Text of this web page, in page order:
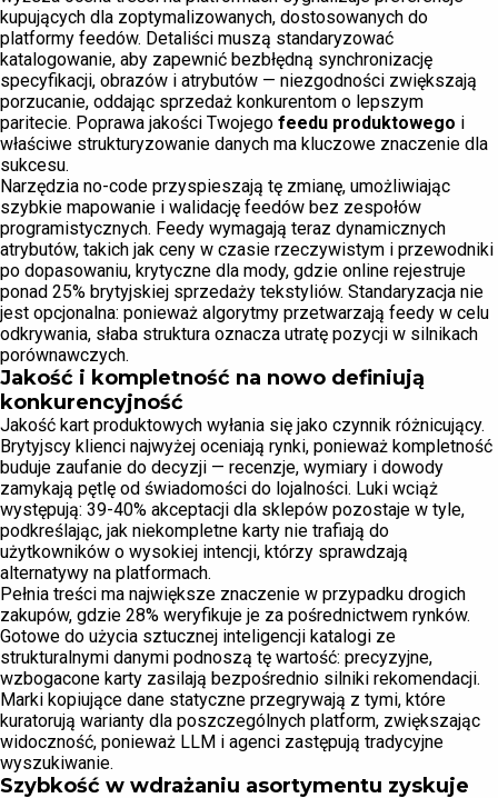
kupujących dla zoptymalizowanych, dostosowanych do
platformy feedów. Detaliści muszą standaryzować
katalogowanie, aby zapewnić bezbłędną synchronizację
specyfikacji, obrazów i atrybutów — niezgodności zwiększają
porzucanie, oddając sprzedaż konkurentom o lepszym
paritecie. Poprawa jakości Twojego feedu produktowego i
właściwe strukturyzowanie danych ma kluczowe znaczenie dla
sukcesu.
Narzędzia no-code przyspieszają tę zmianę, umożliwiając
szybkie mapowanie i walidację feedów bez zespołów
programistycznych. Feedy wymagają teraz dynamicznych
atrybutów, takich jak ceny w czasie rzeczywistym i przewodniki
po dopasowaniu, krytyczne dla mody, gdzie online rejestruje
ponad 25% brytyjskiej sprzedaży tekstyliów. Standaryzacja nie
jest opcjonalna: ponieważ algorytmy przetwarzają feedy w celu
odkrywania, słaba struktura oznacza utratę pozycji w silnikach
porównawczych.
Jakość i kompletność na nowo definiują
konkurencyjność
Jakość kart produktowych wyłania się jako czynnik różnicujący.
Brytyjscy klienci najwyżej oceniają rynki, ponieważ kompletność
buduje zaufanie do decyzji — recenzje, wymiary i dowody
zamykają pętlę od świadomości do lojalności. Luki wciąż
występują: 39-40% akceptacji dla sklepów pozostaje w tyle,
podkreślając, jak niekompletne karty nie trafiają do
użytkowników o wysokiej intencji, którzy sprawdzają
alternatywy na platformach.
Pełnia treści ma największe znaczenie w przypadku drogich
zakupów, gdzie 28% weryfikuje je za pośrednictwem rynków.
Gotowe do użycia sztucznej inteligencji katalogi ze
strukturalnymi danymi podnoszą tę wartość: precyzyjne,
wzbogacone karty zasilają bezpośrednio silniki rekomendacji.
Marki kopiujące dane statyczne przegrywają z tymi, które
kuratorują warianty dla poszczególnych platform, zwiększając
widoczność, ponieważ LLM i agenci zastępują tradycyjne
wyszukiwanie.
Szybkość w wdrażaniu asortymentu zyskuje